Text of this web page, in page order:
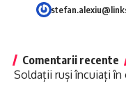
Comentarii recente
Soldații ruși încuiați